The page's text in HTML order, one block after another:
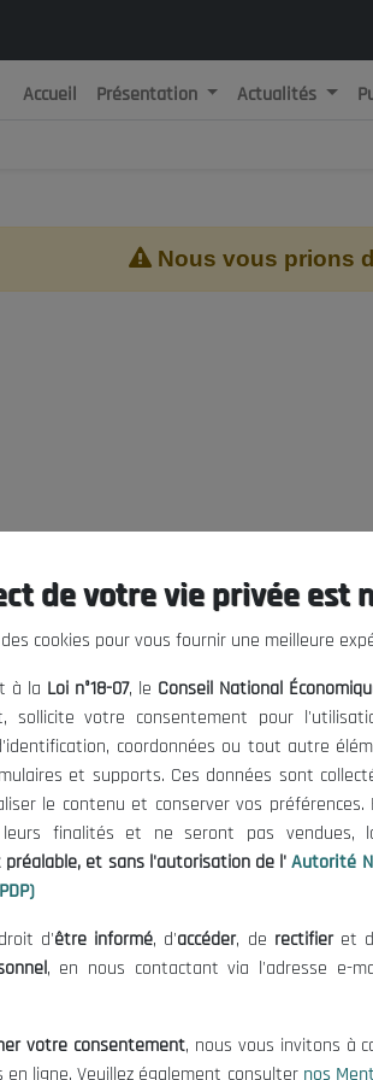
Accueil Présentation Actualités
Nous vous prions
Mentions Légales
Conditions
Politique de
Politique des Cookies
© 2026
de votre vie privée est
cookies pour vous fournir une meilleure
à la Loi n°18-07, le Conseil National
sollicite votre consentement pour
coordonnées ou tout autre
et supports. Ces données sont
le contenu et conserver vos
leurs finalités et ne seront pas
et sans l'autorisation de l' Autorité
d'être informé, d'accéder, de rectifieret
, en nous contactant via l'adresse e-
votre consentement, nous vous invitons à
en ligne. Veuillez également consulter nos